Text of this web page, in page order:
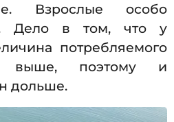
Взрослые особо
Дело в том, что у
потребляемого
выше, поэтому и
дольше.